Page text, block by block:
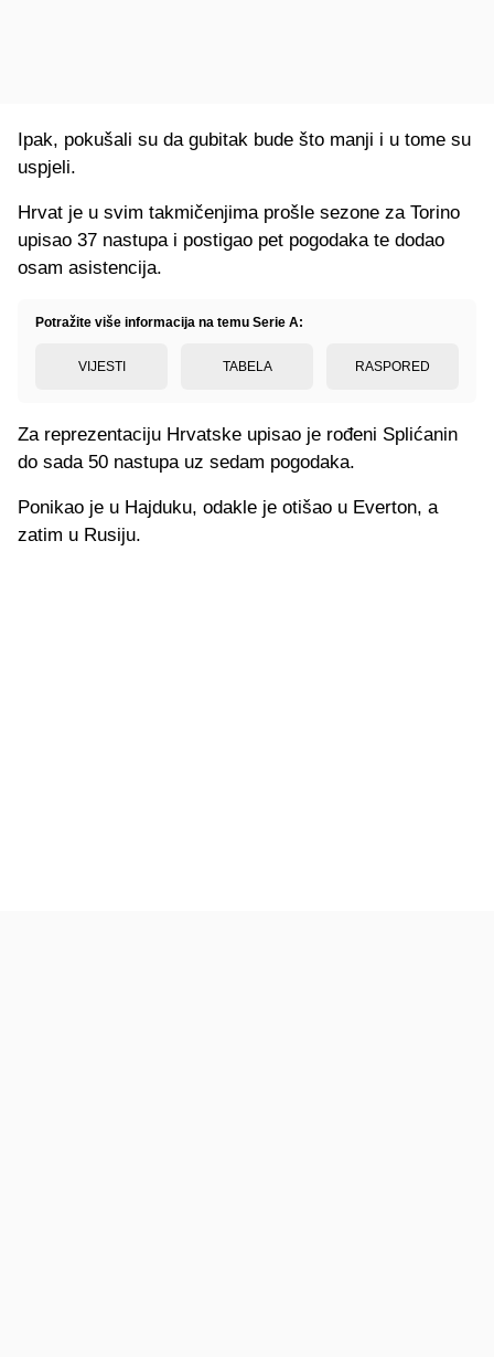
Ipak, pokušali su da gubitak bude što manji i u tome su
uspjeli.
Hrvat je u svim takmičenjima prošle sezone za Torino
upisao 37 nastupa i postigao pet pogodaka te dodao
osam asistencija.
Potražite više informacija na temu Serie A:
VIJESTI TABELA RASPORED
Za reprezentaciju Hrvatske upisao je rođeni Splićanin
do sada 50 nastupa uz sedam pogodaka.
Ponikao je u Hajduku, odakle je otišao u Everton, a
zatim u Rusiju.